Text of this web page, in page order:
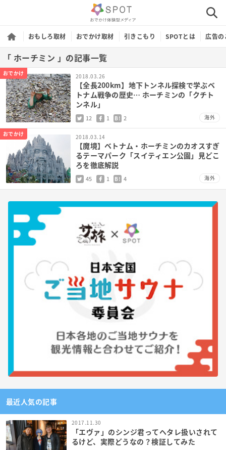
おもしろ取材 おでかけ取材 引きこもり SPOTとは 広告
「 ホーチミン 」の記事一覧
おでかけ 2018.03.26
【全長200km】地下トンネル探検で学ぶベ
トナム戦争の歴史… ホーチミンの「クチト
ンネル」
12 1 B! 2 海外
おでかけ 2018.03.14
【魔境】ベトナム・ホーチミンのカオスすぎ
るテーマパーク「スイティエン公園」見どこ
ろを徹底解説
45 1 B! 4 海外
最近人気の記事
2017.11.30
「エヴァ」のシンジ君ってヘタレ扱いされて
るけど、実際どうなの？検証してみた